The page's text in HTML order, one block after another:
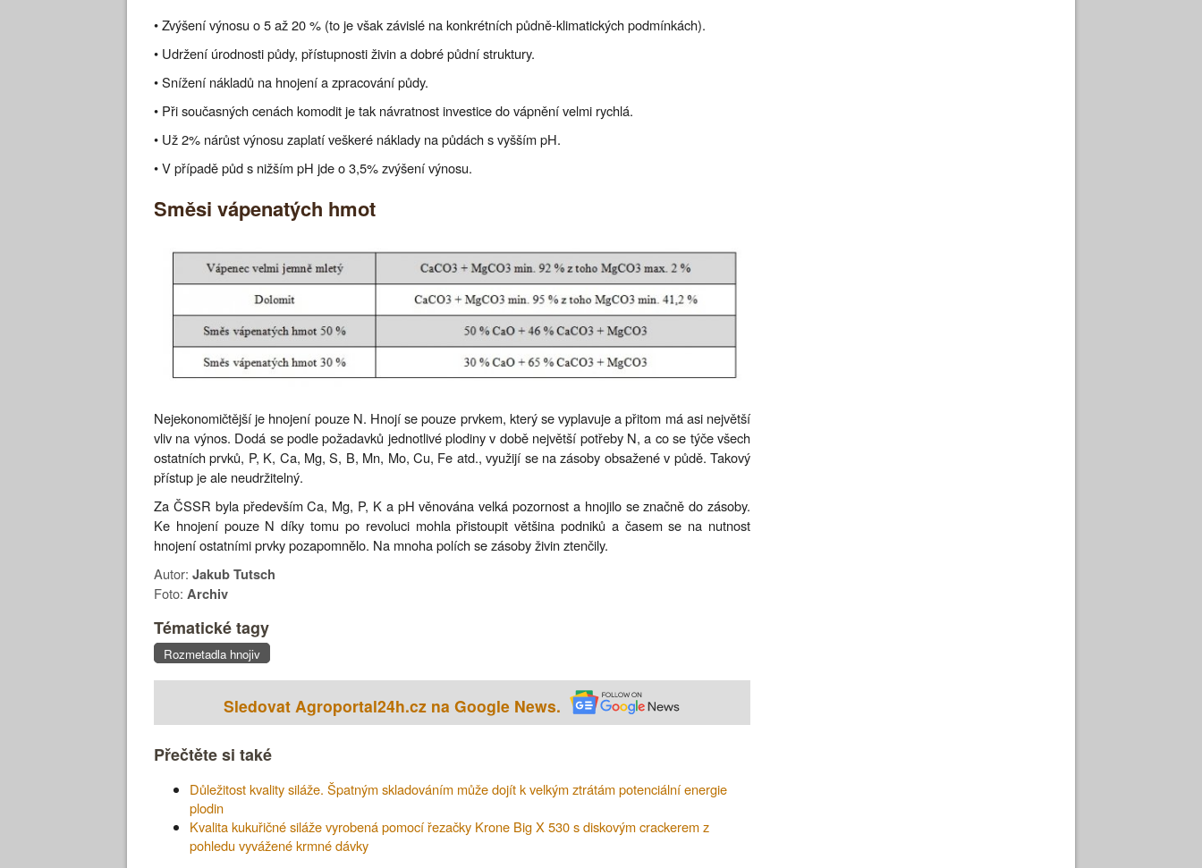
• Zvýšení výnosu o 5 až 20 % (to je však závislé na konkrétních půdně-klimatických podmínkách).
• Udržení úrodnosti půdy, přístupnosti živin a dobré půdní struktury.
• Snížení nákladů na hnojení a zpracování půdy.
• Při současných cenách komodit je tak návratnost investice do vápnění velmi rychlá.
• Už 2% nárůst výnosu zaplatí veškeré náklady na půdách s vyšším pH.
• V případě půd s nižším pH jde o 3,5% zvýšení výnosu.
Směsi vápenatých hmot
Nejekonomičtější je hnojení pouze N. Hnojí se pouze prvkem, který se vyplavuje a přitom má asi největší
vliv na výnos. Dodá se podle požadavků jednotlivé plodiny v době největší potřeby N, a co se týče všech
ostatních prvků, P, K, Ca, Mg, S, B, Mn, Mo, Cu, Fe atd., využijí se na zásoby obsažené v půdě. Takový
přístup je ale neudržitelný.
Za ČSSR byla především Ca, Mg, P, K a pH věnována velká pozornost a hnojilo se značně do zásoby.
Ke hnojení pouze N díky tomu po revoluci mohla přistoupit většina podniků a časem se na nutnost
hnojení ostatními prvky pozapomnělo. Na mnoha polích se zásoby živin ztenčily.
Autor: Jakub Tutsch
Foto: Archiv
Tématické tagy
Rozmetadla hnojiv
Sledovat Agroportal24h.cz na Google News.
Přečtěte si také
Důležitost kvality siláže. Špatným skladováním může dojít k velkým ztrátám potenciální energie
plodin
Kvalita kukuřičné siláže vyrobená pomocí řezačky Krone Big X 530 s diskovým crackerem z
pohledu vyvážené krmné dávky